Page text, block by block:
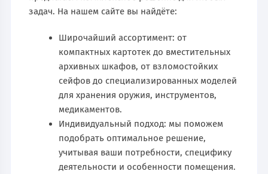
задач. На нашем сайте вы найдёте:
Широчайший ассортимент: от
компактных картотек до вместительных
архивных шкафов, от взломостойких
сейфов до специализированных моделей
для хранения оружия, инструментов,
медикаментов.
Индивидуальный подход: мы поможем
подобрать оптимальное решение,
учитывая ваши потребности, специфику
деятельности и особенности помещения.